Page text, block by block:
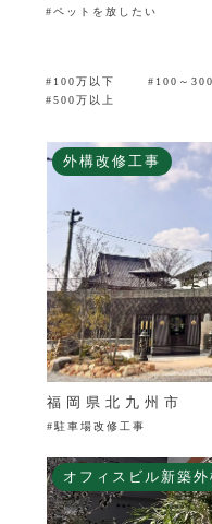
#ペットを放したい
#100万以下 #100～
#500万以上
外構改修工事
福岡県北九州市
#駐車場改修工事
オフィスビル新築外